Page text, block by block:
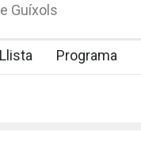
Guíxols
Llista Programa